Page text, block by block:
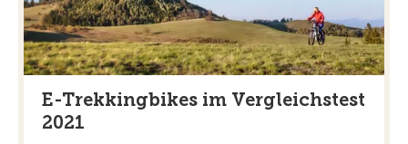
E-Trekkingbikes im Vergleichstest
2021